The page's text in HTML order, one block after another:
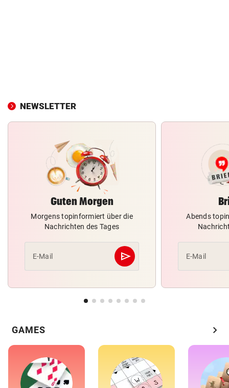
NEWSLETTER
Guten Morgen
Morgens topinformiert über die
Nachrichten des Tages
E-Mail send
Abschicken
Abends
E-Mail
GAMES chevron_right